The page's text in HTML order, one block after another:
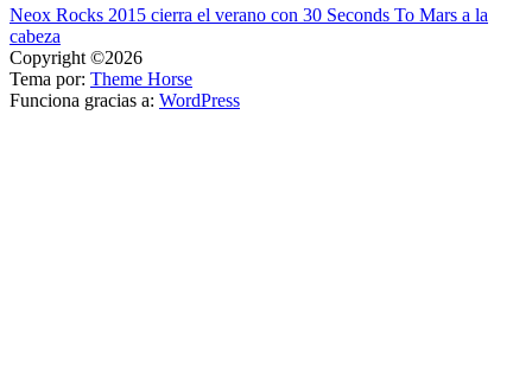
Navegación
de
entradas
Neox Rocks 2015 cierra el verano con 30 Seconds To Mars a la
cabeza
Copyright ©2026
Tema por: Theme Horse
Funciona gracias a: WordPress